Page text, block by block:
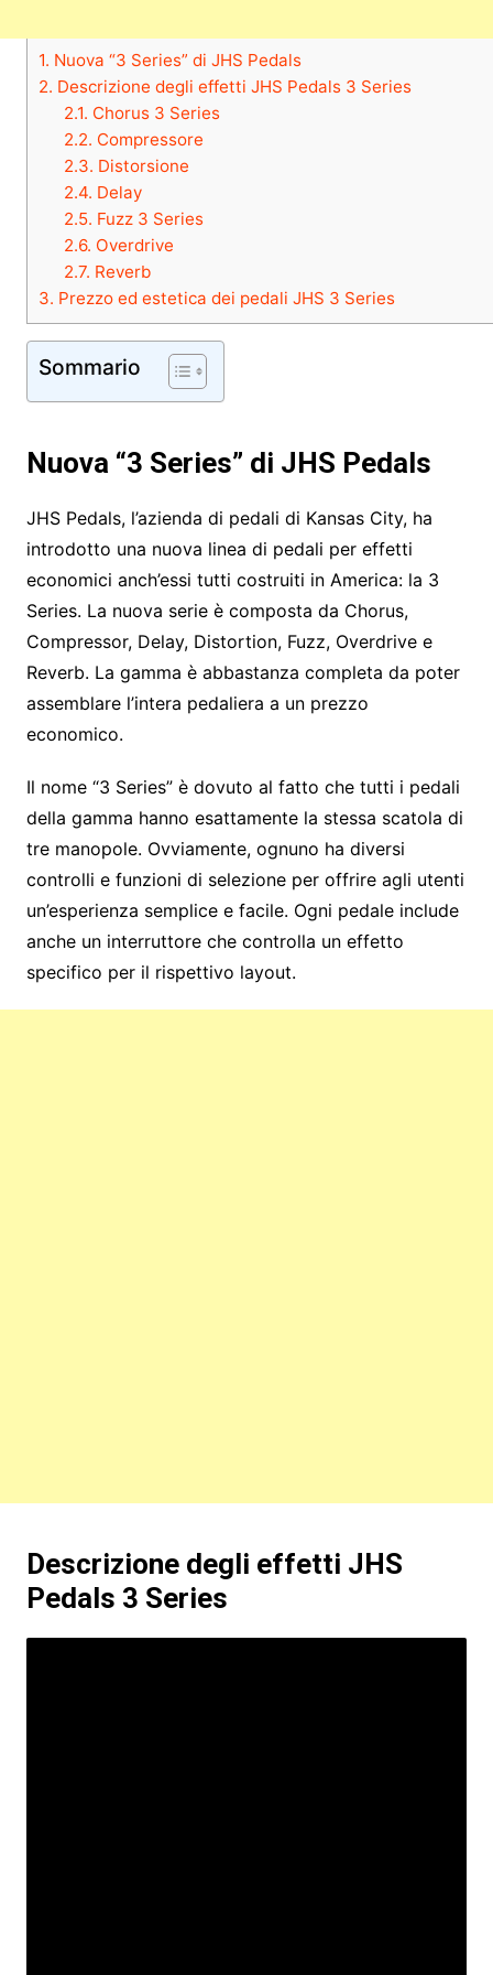
1. Nuova “3 Series” di JHS Pedals
2. Descrizione degli effetti JHS Pedals 3 Series
2.1. Chorus 3 Series
2.2. Compressore
2.3. Distorsione
2.4. Delay
2.5. Fuzz 3 Series
2.6. Overdrive
2.7. Reverb
3. Prezzo ed estetica dei pedali JHS 3 Series
Sommario
Nuova “3 Series” di JHS Pedals
JHS Pedals, l’azienda di pedali di Kansas City, ha
introdotto una nuova linea di pedali per effetti
economici anch’essi tutti costruiti in America: la 3
Series. La nuova serie è composta da Chorus,
Compressor, Delay, Distortion, Fuzz, Overdrive e
Reverb. La gamma è abbastanza completa da poter
assemblare l’intera pedaliera a un prezzo
economico.
Il nome “3 Series” è dovuto al fatto che tutti i pedali
della gamma hanno esattamente la stessa scatola di
tre manopole. Ovviamente, ognuno ha diversi
controlli e funzioni di selezione per offrire agli utenti
un’esperienza semplice e facile. Ogni pedale include
anche un interruttore che controlla un effetto
specifico per il rispettivo layout.
Descrizione degli effetti JHS
Pedals 3 Series